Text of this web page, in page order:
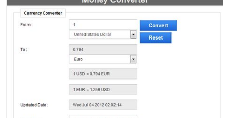
verkkosivustoissa.
Laajennuksella
välilehdillesi